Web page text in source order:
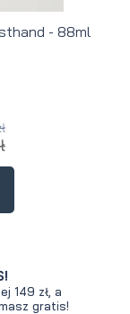
- 88ml
149 zł, a
gratis!